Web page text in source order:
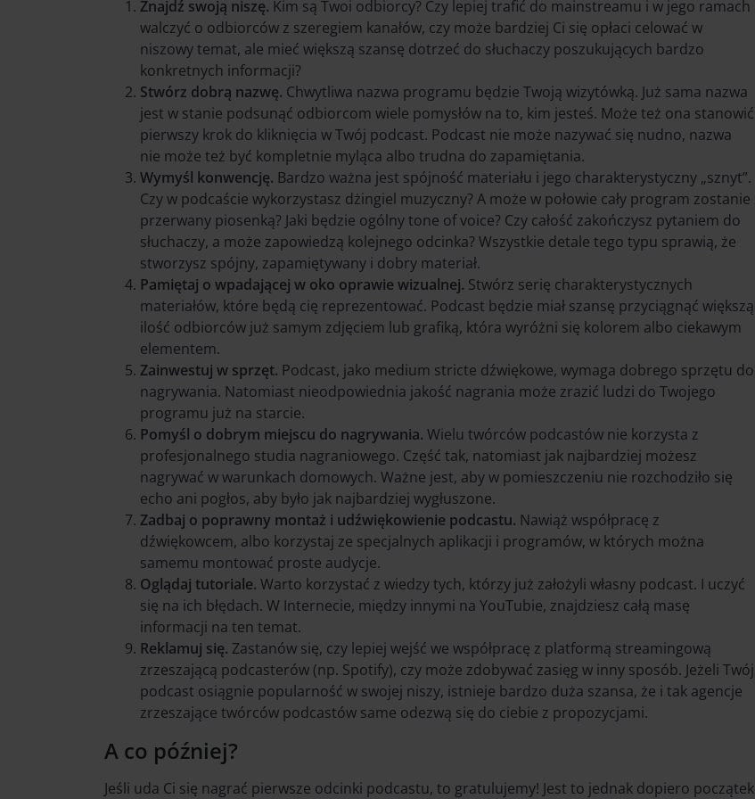
Znajdź swoją niszę. Kim są Twoi odbiorcy? Czy lepiej trafić do mainstreamu i w jego ramach
walczyć o odbiorców z szeregiem kanałów, czy może bardziej Ci się opłaci celować w
niszowy temat, ale mieć większą szansę dotrzeć do słuchaczy poszukujących bardzo
konkretnych informacji?
Stwórz dobrą nazwę. Chwytliwa nazwa programu będzie Twoją wizytówką. Już sama nazwa
jest w stanie podsunąć odbiorcom wiele pomysłów na to, kim jesteś. Może też ona stanowić
pierwszy krok do kliknięcia w Twój podcast. Podcast nie może nazywać się nudno, nazwa
nie może też być kompletnie myląca albo trudna do zapamiętania.
Wymyśl konwencję. Bardzo ważna jest spójność materiału i jego charakterystyczny „sznyt”.
Czy w podcaście wykorzystasz dżingiel muzyczny? A może w połowie cały program zostanie
przerwany piosenką? Jaki będzie ogólny tone of voice? Czy całość zakończysz pytaniem do
słuchaczy, a może zapowiedzą kolejnego odcinka? Wszystkie detale tego typu sprawią, że
stworzysz spójny, zapamiętywany i dobry materiał.
Pamiętaj o wpadającej w oko oprawie wizualnej. Stwórz serię charakterystycznych
materiałów, które będą cię reprezentować. Podcast będzie miał szansę przyciągnąć większą
ilość odbiorców już samym zdjęciem lub grafiką, która wyróżni się kolorem albo ciekawym
elementem.
Zainwestuj w sprzęt. Podcast, jako medium stricte dźwiękowe, wymaga dobrego sprzętu do
nagrywania. Natomiast nieodpowiednia jakość nagrania może zrazić ludzi do Twojego
programu już na starcie.
Pomyśl o dobrym miejscu do nagrywania. Wielu twórców podcastów nie korzysta z
profesjonalnego studia nagraniowego. Część tak, natomiast jak najbardziej możesz
nagrywać w warunkach domowych. Ważne jest, aby w pomieszczeniu nie rozchodziło się
echo ani pogłos, aby było jak najbardziej wygłuszone.
Zadbaj o poprawny montaż i udźwiękowienie podcastu. Nawiąż współpracę z
dźwiękowcem, albo korzystaj ze specjalnych aplikacji i programów, w których można
samemu montować proste audycje.
Oglądaj tutoriale. Warto korzystać z wiedzy tych, którzy już założyli własny podcast. I uczyć
się na ich błędach. W Internecie, między innymi na YouTubie, znajdziesz całą masę
informacji na ten temat.
Reklamuj się. Zastanów się, czy lepiej wejść we współpracę z platformą streamingową
zrzeszającą podcasterów (np. Spotify), czy może zdobywać zasięg w inny sposób. Jeżeli Twój
podcast osiągnie popularność w swojej niszy, istnieje bardzo duża szansa, że i tak agencje
zrzeszające twórców podcastów same odezwą się do ciebie z propozycjami.
A co później?
Jeśli uda Ci się nagrać pierwsze odcinki podcastu, to gratulujemy! Jest to jednak dopiero początek